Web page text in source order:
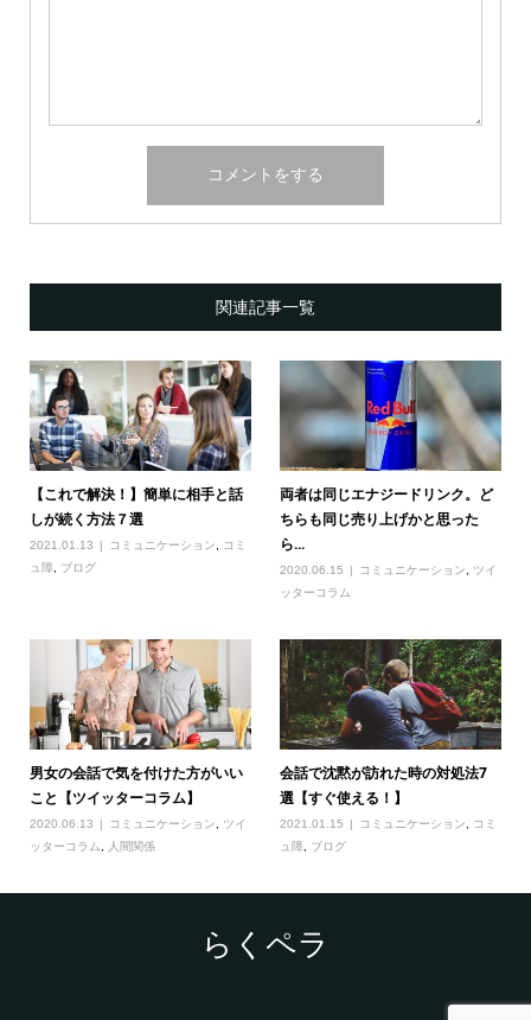
関連記事一覧
【これで解決！】簡単に相手と話
しが続く方法７選
2021.01.13 コミュニケーション
コミ
ュ障
ブログ
両者は同じエナジードリンク。ど
ちらも同じ売り上げかと思った
ら...
2020.06.15 コミュニケーション
ツイ
ッターコラム
男女の会話で気を付けた方がいい
こと【ツイッターコラム】
2020.06.13 コミュニケーション
ツイ
ッターコラム
人間関係
会話で沈黙が訪れた時の対処法7
選【すぐ使える！】
2021.01.15 コミュニケーション
コミ
ュ障
ブログ
らくペラ